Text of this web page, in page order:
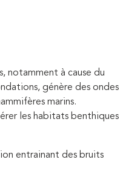
notamment à cause du
génère des ondes
marins.
les habitats benthiques
entrainant des bruits